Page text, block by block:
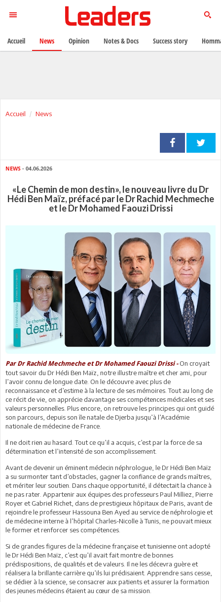
Accueil News
NEWS - 04.06.2026
«Le Chemin de mon destin», le nouveau livre du Dr
Hédi Ben Maïz, préfacé par le Dr Rachid Mechmeche
et le Dr Mohamed Faouzi Drissi
Par Dr Rachid Mechmeche et Dr Mohamed Faouzi Drissi -On croyait
tout savoir du Dr Hédi Ben Maïz, notre illustre maître et cher ami, pour
l’avoir connu de longue date. On le découvre avec plus de
reconnaissance et d’estime à la lecture de ses mémoires. Tout au long de
ce récit de vie, on apprécie davantage ses compétences médicales et ses
valeurs personnelles. Plus encore, on retrouve les principes qui ont guidé
son parcours, depuis son île natale de Djerba jusqu’à l’Académie
nationale de médecine de France.
Il ne doit rien au hasard. Tout ce qu’il a acquis, c’est par la force de sa
détermination et l’intensité de son accomplissement.
Avant de devenir un éminent médecin néphrologue, le Dr Hédi Ben Maïz
a su surmonter tant d’obstacles, gagner la confiance de grands maîtres,
et mériter leur soutien. Dans chaque opportunité, il détectait la chance à
ne pas rater. Appartenir aux équipes des professeurs Paul Milliez, Pierre
Royer et Gabriel Richet, dans de prestigieux hôpitaux de Paris, avant de
rejoindre le professeur Hassouna Ben Ayed au service de néphrologie et
de médecine interne à l’hôpital Charles-Nicolle à Tunis, ne pouvait mieux
le former et renforcer ses compétences.
Si de grandes figures de la médecine française et tunisienne ont adopté
le Dr Hédi Ben Maïz, c’est qu’il avait fait montre de bonnes
prédispositions, de qualités et de valeurs. Il ne les décevra guère et
réalisera la brillante carrière qu’ils lui prédisaient. Apprendre sans cesse,
se dédier à la science, se consacrer aux patients et assurer la formation
des jeunes médecins étaient au cœur de sa mission.
Accueil News Opinion Notes & Docs Success story